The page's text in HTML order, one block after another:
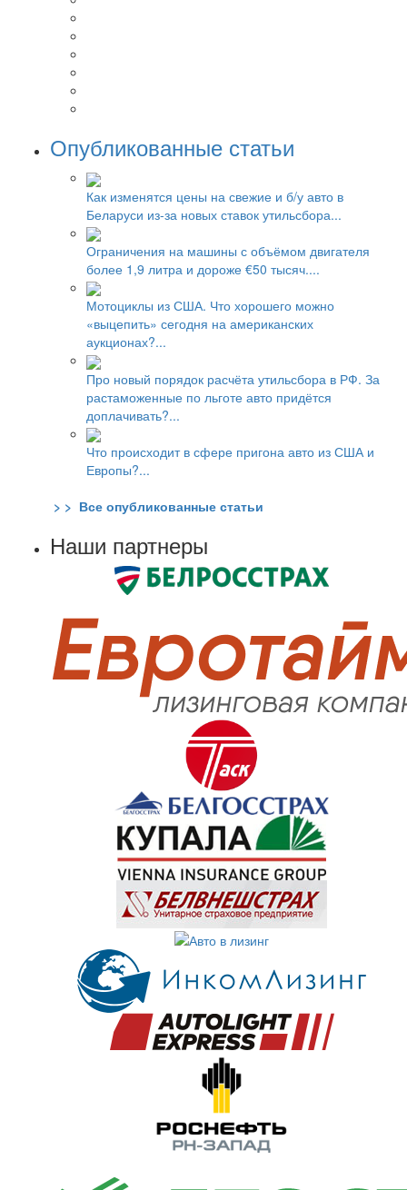
Опубликованные статьи
Как изменятся цены на свежие и б/у авто в
Беларуси из-за новых ставок утильсбора...
Ограничения на машины с объёмом двигателя
более 1,9 литра и дороже €50 тысяч....
Мотоциклы из США. Что хорошего можно
«выцепить» сегодня на американских
аукционах?...
Про новый порядок расчёта утильсбора в РФ. За
растаможенные по льготе авто придётся
доплачивать?...
Что происходит в сфере пригона авто из США и
Европы?...
> > Все опубликованные статьи
Наши партнеры